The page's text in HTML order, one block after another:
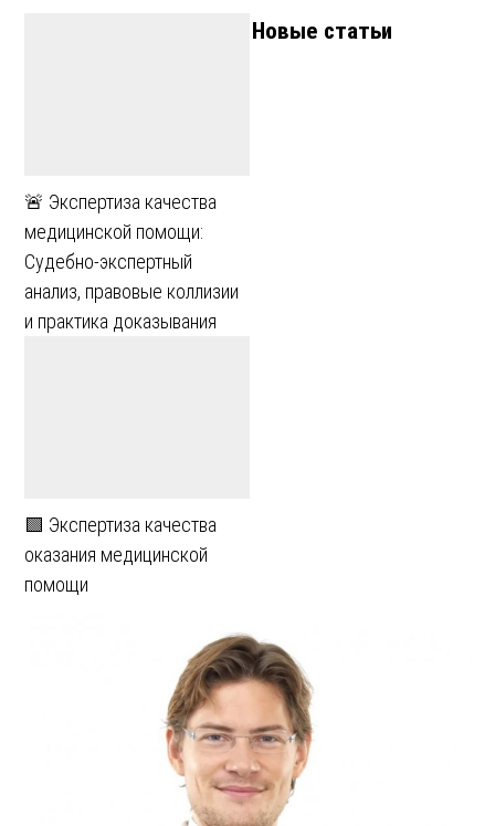
🚨 Экспертиза качества
медицинской помощи:
Судебно-экспертный
анализ, правовые коллизии
и практика доказывания
🟩 Экспертиза качества
оказания медицинской
помощи
Новые статьи